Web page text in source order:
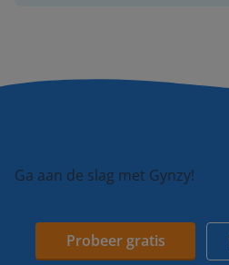
Ga aan de slag met Gynzy!
Probeer gratis